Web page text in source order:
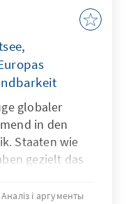
globaler
in den
Staaten wie
gezielt das
Аналіз і аргументы